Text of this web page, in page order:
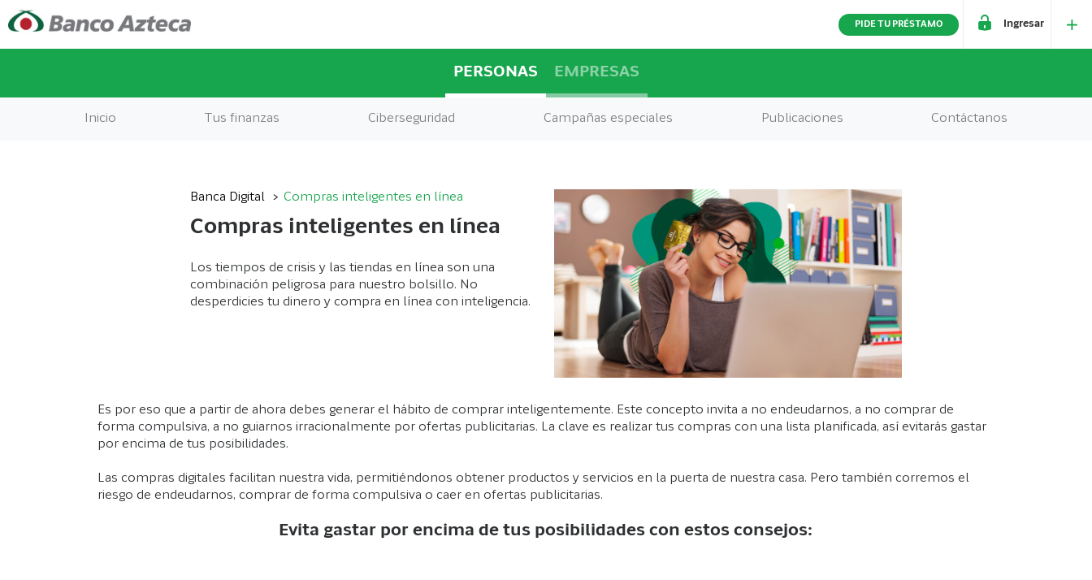
PIDE TU PRÉSTAMO Ingresar
PERSONAS EMPRESAS
Inicio Tus finanzas Ciberseguridad Campañas especiales Publicaciones Contáctanos
Banca Digital Compras inteligentes en línea
Compras inteligentes en línea
Los tiempos de crisis y las tiendas en línea son una
combinación peligrosa para nuestro bolsillo. No
desperdicies tu dinero y compra en línea con inteligencia.
Es por eso que a partir de ahora debes generar el hábito de comprar inteligentemente. Este concepto invita a no endeudarnos, a no comprar de
forma compulsiva, a no guiarnos irracionalmente por ofertas publicitarias. La clave es realizar tus compras con una lista planificada, así evitarás gastar
por encima de tus posibilidades.
Las compras digitales facilitan nuestra vida, permitiéndonos obtener productos y servicios en la puerta de nuestra casa. Pero también corremos el
riesgo de endeudarnos, comprar de forma compulsiva o caer en ofertas publicitarias.
Evita gastar por encima de tus posibilidades con estos consejos: